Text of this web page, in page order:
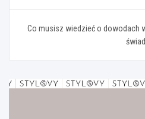
Co musisz wiedzieć o dowodach